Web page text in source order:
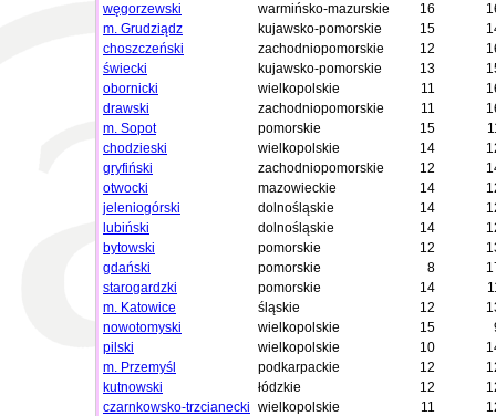
węgorzewski
warmińsko-mazurskie 16
m. Grudziądz
kujawsko-pomorskie 15
choszczeński
zachodniopomorskie 12
świecki
kujawsko-pomorskie 13
obornicki
wielkopolskie 11
drawski
zachodniopomorskie 11
m. Sopot
pomorskie 15
chodzieski
wielkopolskie 14
gryfiński
zachodniopomorskie 12
otwocki
mazowieckie 14
jeleniogórski
dolnośląskie 14
lubiński
dolnośląskie 14
bytowski
pomorskie 12
gdański
pomorskie 8
starogardzki
pomorskie 14
m. Katowice
śląskie 12
nowotomyski
wielkopolskie 15
pilski
wielkopolskie 10
m. Przemyśl
podkarpackie 12
kutnowski
łódzkie 12
czarnkowsko-trzcianecki wielkopolskie 11